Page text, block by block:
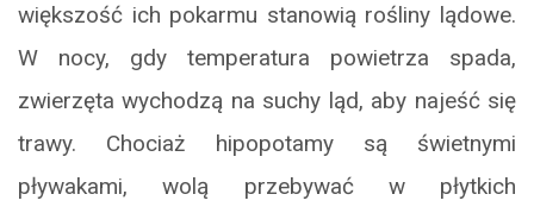
większość ich pokarmu stanowią rośliny lądowe.
W nocy, gdy temperatura powietrza spada,
zwierzęta wychodzą na suchy ląd, aby najeść się
trawy. Chociaż hipopotamy są świetnymi
pływakami, wolą przebywać w płytkich